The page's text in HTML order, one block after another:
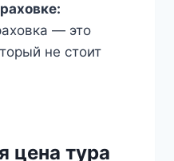
— это
не стоит
цена тура